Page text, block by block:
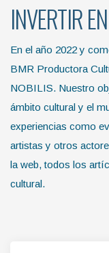
INVERTIR
En el año 2022 y
BMR Productora
NOBILIS. Nuestro
ámbito cultural y el
experiencias como
artistas y otros
la web, todos los
cultural.